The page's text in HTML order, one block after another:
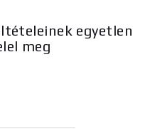
egyetlen
meg